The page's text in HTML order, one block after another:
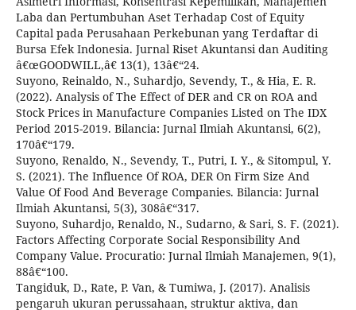
Laba dan Pertumbuhan Aset Terhadap Cost of Equity
Capital pada Perusahaan Perkebunan yang Terdaftar di
Bursa Efek Indonesia. Jurnal Riset Akuntansi dan Auditing
â€œGOODWILL,â€ 13(1), 13â€“24.
Suyono, Reinaldo, N., Suhardjo, Sevendy, T., & Hia, E. R.
(2022). Analysis of The Effect of DER and CR on ROA and
Stock Prices in Manufacture Companies Listed on The IDX
Period 2015-2019. Bilancia: Jurnal Ilmiah Akuntansi, 6(2),
170â€“179.
Suyono, Renaldo, N., Sevendy, T., Putri, I. Y., & Sitompul, Y.
S. (2021). The Influence Of ROA, DER On Firm Size And
Value Of Food And Beverage Companies. Bilancia: Jurnal
Ilmiah Akuntansi, 5(3), 308â€“317.
Suyono, Suhardjo, Renaldo, N., Sudarno, & Sari, S. F. (2021).
Factors Affecting Corporate Social Responsibility And
Company Value. Procuratio: Jurnal Ilmiah Manajemen, 9(1),
88â€“100.
Tangiduk, D., Rate, P. Van, & Tumiwa, J. (2017). Analisis
pengaruh ukuran perussahaan, struktur aktiva, dan